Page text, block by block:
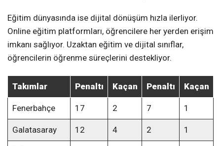
Eğitim dünyasında ise dijital dönüşüm hızla ilerliyor.
Online eğitim platformları, öğrencilere her yerden erişim
imkanı sağlıyor. Uzaktan eğitim ve dijital sınıflar,
öğrencilerin öğrenme süreçlerini destekliyor.
Takımlar Penaltı Kaçan Penaltı Kaçan
Fenerbahçe 17 2 7 1
Galatasaray 12 4 2 1